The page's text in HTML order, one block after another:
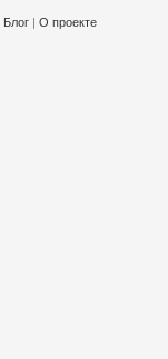
Блог | О проекте